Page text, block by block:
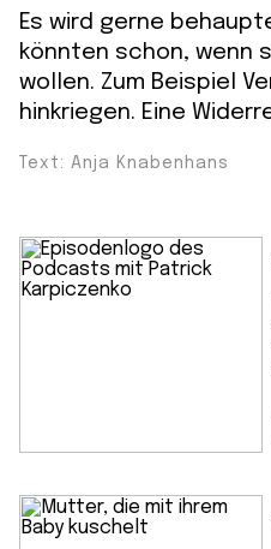
Es wird gerne
könnten schon, wenn
wollen. Zum Beispiel
hinkriegen. Eine
Text: Anja Knabenhans